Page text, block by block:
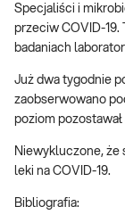
Specjaliści i
przeciw COVID-19.
badaniach
Już dwa tygodnie
zaobserwowano
poziom
Niewykluczone, że
leki na COVID-19.
Bibliografia: